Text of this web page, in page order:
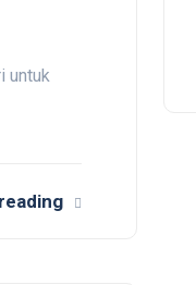
untuk